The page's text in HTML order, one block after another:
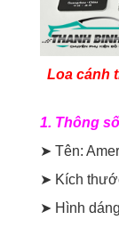
Loa cánh
1. Thông
➤ Tên:
➤ Kích
➤ Hình